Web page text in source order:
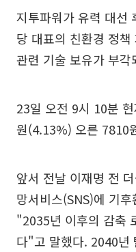
지투파워가 유력 대선
당 대표의 친환경 정
관련 기술 보유가 부각
23일 오전 9시 10분
원(4.13%) 오른 7810
앞서 전날 이재명 전
망서비스(SNS)에 기
"2035년 이후의 감축
다"고 말했다. 2040년